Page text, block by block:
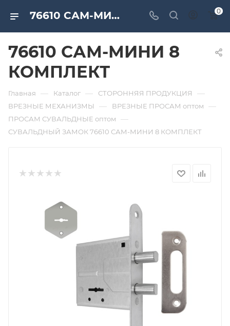
76610 САМ-МИНИ 8 КОМПЛЕКТ. Дверная и мебельная фурнитура САМИР-КИЛИТ | Оптовые поставки 0
76610 САМ-МИНИ 8
КОМПЛЕКТ
Главная — Каталог — СТОРОННЯЯ ПРОДУКЦИЯ —
ВРЕЗНЫЕ МЕХАНИЗМЫ — ВРЕЗНЫЕ ПРОСАМ оптом —
ПРОСАМ СУВАЛЬДНЫЕ оптом —
СУВАЛЬДНЫЙ ЗАМОК 76610 САМ-МИНИ 8 КОМПЛЕКТ